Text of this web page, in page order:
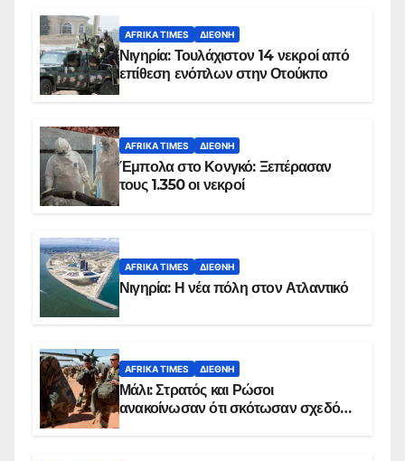
AFRIKA TIMES ΔΙΕΘΝΉ
Νιγηρία: Τουλάχιστον 14 νεκροί από
επίθεση ενόπλων στην Οτούκπο
AFRIKA TIMES ΔΙΕΘΝΉ
Έμπολα στο Κονγκό: Ξεπέρασαν
τους 1.350 οι νεκροί
AFRIKA TIMES ΔΙΕΘΝΉ
Νιγηρία: Η νέα πόλη στον Ατλαντικό
AFRIKA TIMES ΔΙΕΘΝΉ
Μάλι: Στρατός και Ρώσοι
ανακοίνωσαν ότι σκότωσαν σχεδόν